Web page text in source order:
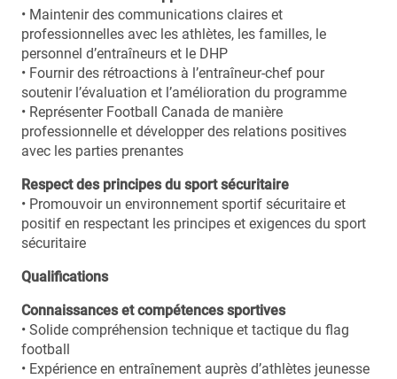
• Maintenir des communications claires et
professionnelles avec les athlètes, les familles, le
personnel d’entraîneurs et le DHP
• Fournir des rétroactions à l’entraîneur-chef pour
soutenir l’évaluation et l’amélioration du programme
• Représenter Football Canada de manière
professionnelle et développer des relations positives
avec les parties prenantes
Respect des principes du sport sécuritaire
• Promouvoir un environnement sportif sécuritaire et
positif en respectant les principes et exigences du sport
sécuritaire
Qualifications
Connaissances et compétences sportives
• Solide compréhension technique et tactique du flag
football
• Expérience en entraînement auprès d’athlètes jeunesse